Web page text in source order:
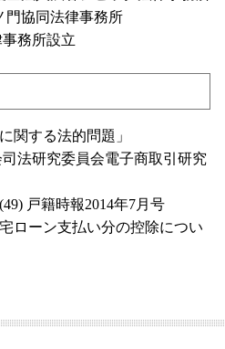
門協同法律事務所
務所設立
関する法的問題」
法研究委員会電子商取引研究
戸籍時報2014年7月号
ローン支払い分の控除につい